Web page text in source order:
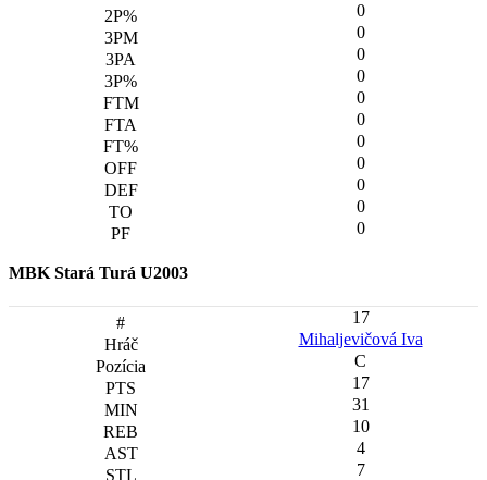
0
0
0
0
0
0
0
0
0
0
0
MBK Stará Turá U2003
17
Mihaljevičová Iva
C
17
31
10
4
7